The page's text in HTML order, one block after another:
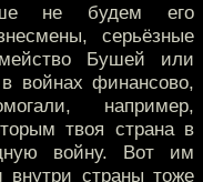
не будем его
серьёзные
Бушей или
войнах финансово,
например,
твоя страна в
войну. Вот им
страны тоже